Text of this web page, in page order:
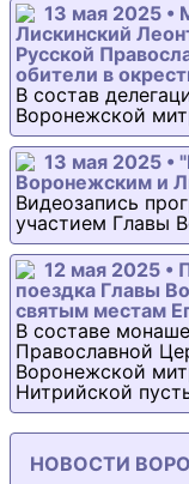
13 мая 2025 •
Лискинский
Русской
обители в
В состав
Воронежской
13 мая 2025 •
Воронежским и
Видеозапись
участием Главы
12 мая 2025 •
поездка Главы
святым местам
В составе
Православной
Воронежской
Нитрийской
НОВОСТИ